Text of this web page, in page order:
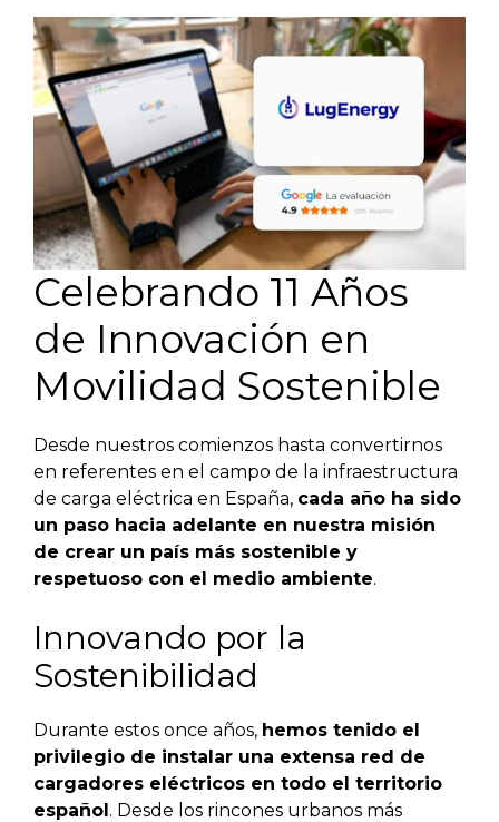
Celebrando 11 Años
de Innovación en
Movilidad Sostenible
Desde nuestros comienzos hasta convertirnos
en referentes en el campo de la infraestructura
de carga eléctrica en España, cada año ha sido
un paso hacia adelante en nuestra misión
de crear un país más sostenible y
respetuoso con el medio ambiente.
Innovando por la
Sostenibilidad
Durante estos once años, hemos tenido el
privilegio de instalar una extensa red de
cargadores eléctricos en todo el territorio
español. Desde los rincones urbanos más